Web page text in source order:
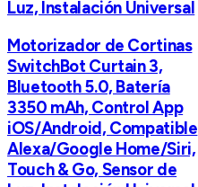
Luz, Instalación Universal
Motorizador de Cortinas
SwitchBot Curtain 3,
Bluetooth 5.0, Batería
3350 mAh, Control App
iOS/Android, Compatible
Alexa/Google Home/Siri,
Touch & Go, Sensor de